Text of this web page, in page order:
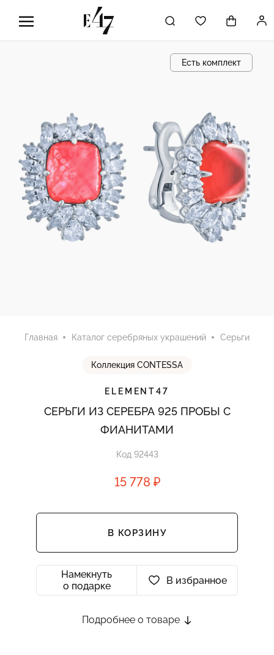
Есть комплект
Главная Каталог серебряных украшений Серьги
Коллекция CONTESSA
ELEMENT47
СЕРЬГИ ИЗ СЕРЕБРА 925 ПРОБЫ С
ФИАНИТАМИ
Код 92443
15 778 ₽
В КОРЗИНУ
Намекнуть
о подарке
В избранное
Подробнее о товаре